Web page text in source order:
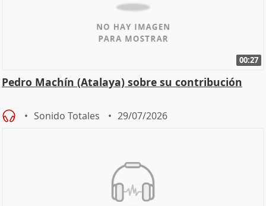
00:27
Pedro Machín (Atalaya) sobre su contribución
Sonido Totales 29/07/2026